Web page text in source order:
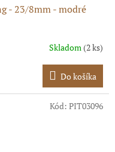
- 23/8mm - modré
Skladom(2 ks)
Do košíka
Kód: PIT03096